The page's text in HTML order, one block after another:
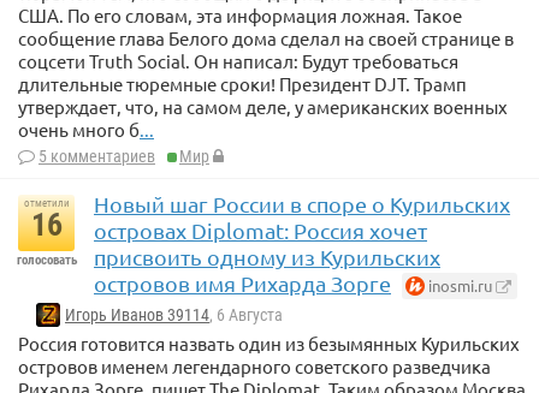
США. По его словам, эта информация ложная. Такое
сообщение глава Белого дома сделал на своей странице в
соцсети Truth Social. Он написал: Будут требоваться
длительные тюремные сроки! Президент DJT. Трамп
утверждает, что, на самом деле, у американских военных
очень много б...
5 комментариев Мир
отметили
16
голосовать
Новый шаг России в споре о Курильских
островах Diplomat: Россия хочет
присвоить одному из Курильских
островов имя Рихарда Зорге
inosmi.ru
Игорь Иванов 39114, 6 Августа
Россия готовится назвать один из безымянных Курильских
островов именем легендарного советского разведчика
Рихарда Зорге, пишет The Diplomat. Таким образом Москва